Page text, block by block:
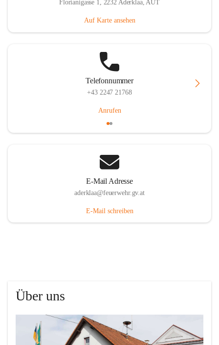
Florianigasse 1, 2232 Aderklaa, AUT
Auf Karte ansehen
Telefonnummer
+43 2247 21768
Anrufen
E-Mail Adresse
aderklaa@feuerwehr.gv.at
E-Mail schreiben
Über uns